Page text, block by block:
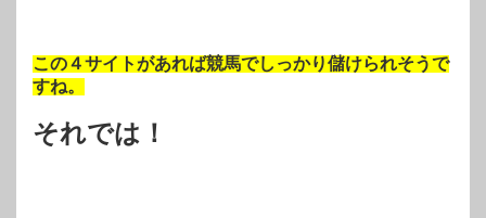
この４サイトがあれば競馬でしっかり儲けられそうで
すね。
それでは！